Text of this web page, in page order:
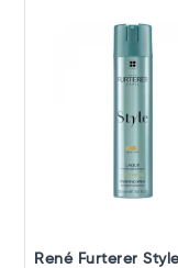
René Furterer